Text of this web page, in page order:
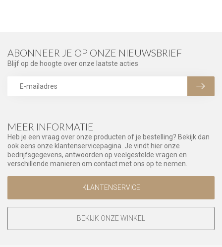
MEER INFORMATIE
Heb je een vraag over onze producten of je bestelling? Bekijk dan
ook eens onze klantenservicepagina. Je vindt hier onze
bedrijfsgegevens, antwoorden op veelgestelde vragen en
verschillende manieren om contact met ons op te nemen.
KLANTENSERVICE
BEKIJK ONZE WINKEL
ABONNEER JE OP ONZE NIEUWSBRIEF
Blijf op de hoogte over onze laatste acties